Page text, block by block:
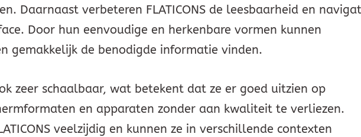
Daarnaast verbeteren FLATICONS de leesbaarheid en
Door hun eenvoudige en herkenbare vormen kunnen
gemakkelijk de benodigde informatie vinden.
zeer schaalbaar, wat betekent dat ze er goed uitzien op
en apparaten zonder aan kwaliteit te verliezen.
veelzijdig en kunnen ze in verschillende contexten